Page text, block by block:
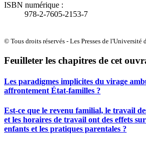
ISBN numérique :
978-2-7605-2153-7
© Tous droits réservés - Les Presses de l'Université
Feuilleter les chapitres de cet
Les paradigmes implicites du virage
affrontement État-familles ?
Est-ce que le revenu familial, le travail
et les horaires de travail ont des effets
enfants et les pratiques parentales ?